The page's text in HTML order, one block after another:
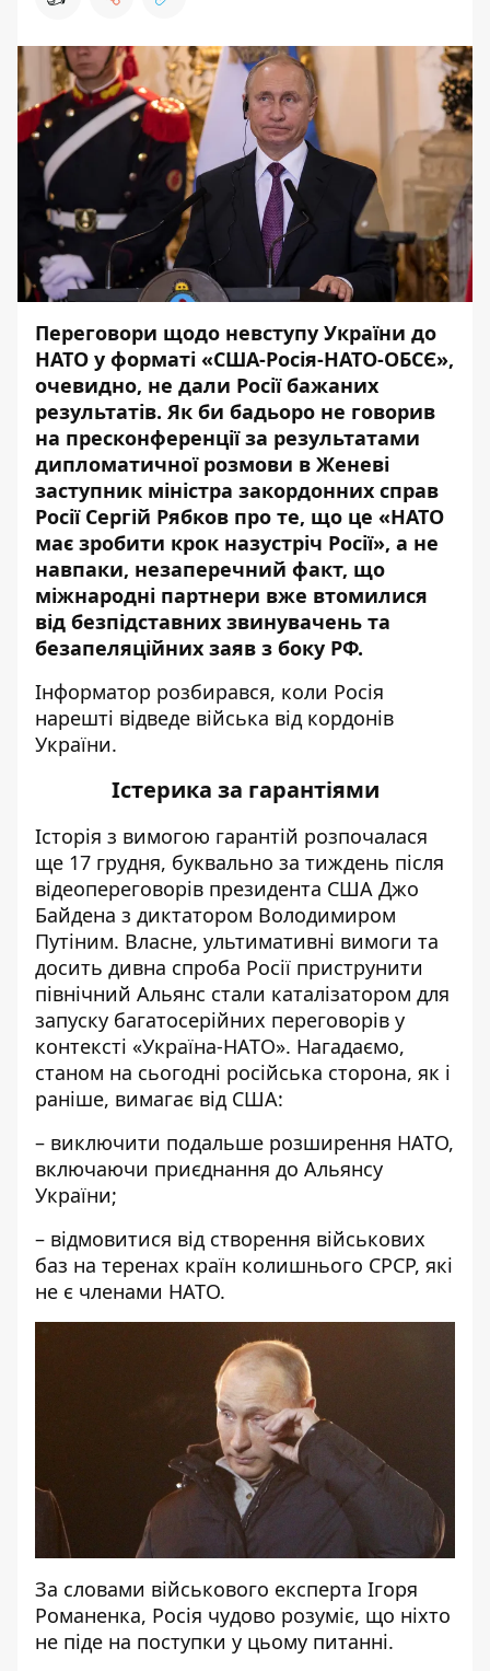
Переговори щодо невступу України до
НАТО у форматі «США-Росія-НАТО-ОБСЄ»,
очевидно, не дали Росії бажаних
результатів. Як би бадьоро не говорив
на пресконференції за результатами
дипломатичної розмови в Женеві
заступник міністра закордонних справ
Росії Сергій Рябков про те, що це «НАТО
має зробити крок назустріч Росії», а не
навпаки, незаперечний факт, що
міжнародні партнери вже втомилися
від безпідставних звинувачень та
безапеляційних заяв з боку РФ.
Інформатор розбирався, коли Росія
нарешті відведе війська від кордонів
України.
Істерика за гарантіями
Історія з вимогою гарантій розпочалася
ще 17 грудня, буквально за тиждень після
відеопереговорів президента США Джо
Байдена з диктатором Володимиром
Путіним. Власне, ультимативні вимоги та
досить дивна спроба Росії приструнити
північний Альянс стали каталізатором для
запуску багатосерійних переговорів у
контексті «Україна-НАТО». Нагадаємо,
станом на сьогодні російська сторона, як і
раніше, вимагає від США:
– виключити подальше розширення НАТО,
включаючи приєднання до Альянсу
України;
– відмовитися від створення військових
баз на теренах країн колишнього СРСР, які
не є членами НАТО.
За словами військового експерта Ігоря
Романенка, Росія чудово розуміє, що ніхто
не піде на поступки у цьому питанні.